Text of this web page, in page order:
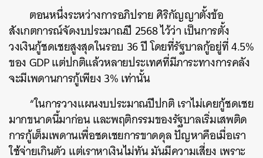
ตอนหนึ่งระหว่างการอภิปราย ศิริกัญญาตั้งข้อ
สังเกตการณ์จัดงบประมาณปี 2568 ไว้ว่า เป็นการตั้ง
วงเงินกู้ชดเชยสูงสุดในรอบ 36 ปี โดยที่รัฐบาลกู้อยู่ที่ 4.5%
ของ GDP แต่ปกติแล้วหลายประเทศที่มีภาระทางการคลัง
จะมีเพดานการกู้เพียง 3% เท่านั้น
“ในการวางแผนงบประมาณปีปกติ เราไม่เคยกู้ชดเชย
มากขนาดนี้มาก่อน และพฤติกรรมของรัฐบาลเริ่มเสพติด
การกู้เต็มเพดานเพื่อชดเชยการขาดดุล ปัญหาคือเมื่อเรา
ใช้จ่ายเกินตัว แต่เราหาเงินไม่ทัน มันมีความเสี่ยง เพราะ